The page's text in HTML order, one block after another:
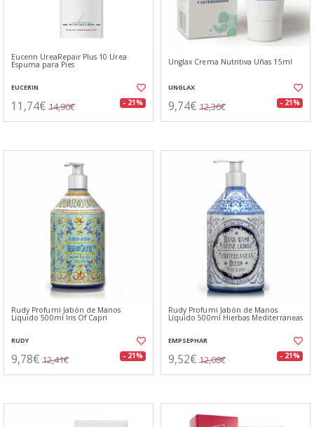
Eucerin UreaRepair Plus 10 Urea
Espuma para Pies
EUCERIN
11,74€ 14,90€ - 21%
Unglax Crema Nutritiva Uñas 15ml
UNGLAX
9,74€ 12,36€ - 21%
Rudy Profumi Jabón de Manos
Líquido 500ml Iris Of Capri
RUDY
9,78€ 12,41€ - 21%
Rudy Profumi Jabón de Manos
Líquido 500ml Hierbas Mediterraneas
EMPSEPHAR
9,52€ 12,08€ - 21%